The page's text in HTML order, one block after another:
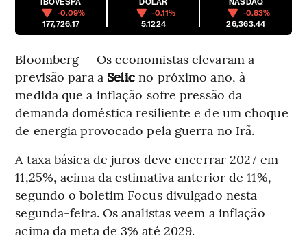
IBOVESPA
-0.09%
177,726.17
DÓLAR
-0.11%
5.1224
NASDAQ
-0.83%
26,363.44
Bloomberg — Os economistas elevaram a
previsão para a Selic no próximo ano, à
medida que a inflação sofre pressão da
demanda doméstica resiliente e de um choque
de energia provocado pela guerra no Irã.
A taxa básica de juros deve encerrar 2027 em
11,25%, acima da estimativa anterior de 11%,
segundo o boletim Focus divulgado nesta
segunda-feira. Os analistas veem a inflação
acima da meta de 3% até 2029.